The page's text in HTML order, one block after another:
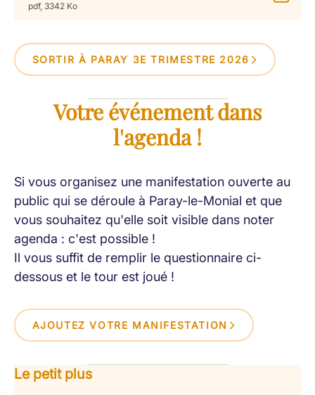
pdf, 3342 Ko
SORTIR À PARAY 3E TRIMESTRE 2026
Votre événement dans
l'agenda !
Si vous organisez une manifestation ouverte au
public qui se déroule à Paray-le-Monial et que
vous souhaitez qu'elle soit visible dans noter
agenda : c'est possible !
Il vous suffit de remplir le questionnaire ci-
dessous et le tour est joué !
AJOUTEZ VOTRE MANIFESTATION
Le petit plus